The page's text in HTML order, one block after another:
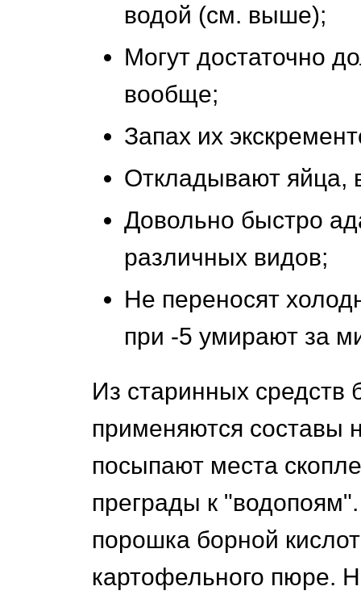
водой (см. выше);
Могут достаточно
вообще;
Запах их
Откладывают яйца,
Довольно быстро
различных видов;
Не переносят
при -5 умирают за
Из старинных средств
применяются составы
посыпают места
преграды к
порошка борной
картофельного пюре.